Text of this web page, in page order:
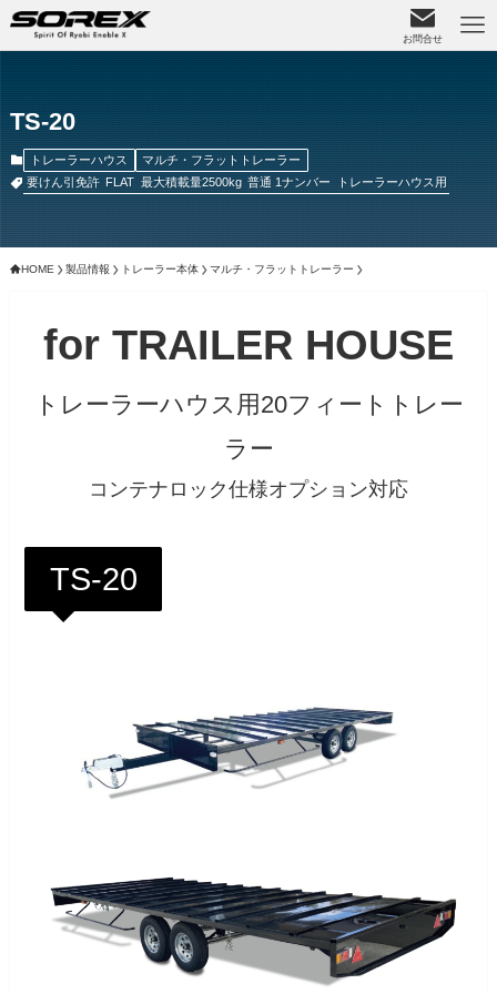
お問合せ
TS-20
トレーラーハウス
マルチ・フラットトレーラー
要けん引免許 FLAT 最大積載量2500kg 普通 1ナンバー トレーラーハウス用
HOME 製品情報 トレーラー本体 マルチ・フラットトレーラー
for TRAILER HOUSE
トレーラーハウス用20フィートトレー
ラー
コンテナロック仕様オプション対応
TS-20